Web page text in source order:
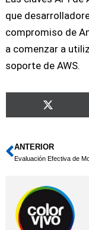
que
compromiso de
a comenzar a
soporte de AWS.
en
X
Ant
ANTERIOR
Evaluación Efectiva de